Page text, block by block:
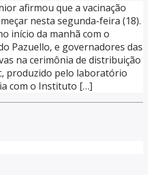
afirmou que a vacinação
nesta segunda-feira (18).
início da manhã com o
Pazuello, e governadores das
na cerimônia de distribuição
produzido pelo laboratório
com o Instituto […]